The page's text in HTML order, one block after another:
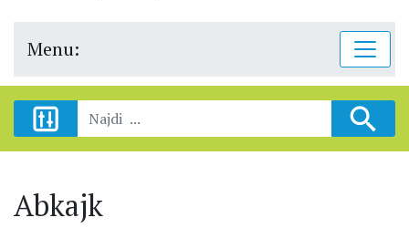
Menu:
Abkajk